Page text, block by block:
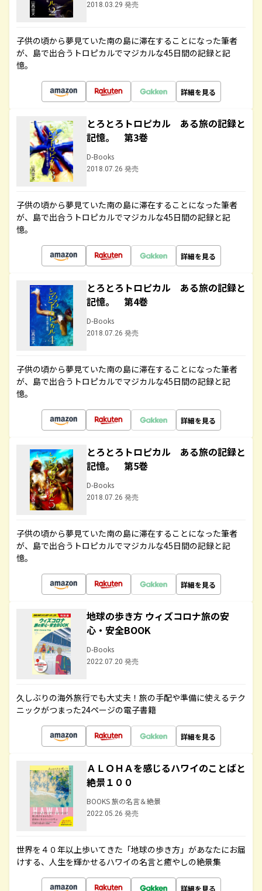
2018.03.29 発売
子供の頃から夢見ていた南の島に滞在することになった筆者
が、島で出合うトロピカルでマジカルな45日間の記録と記
憶。
詳細を見る
とろとろトロピカル ある旅の記録と
記憶。 第3巻
D-Books
2018.07.26 発売
子供の頃から夢見ていた南の島に滞在することになった筆者
が、島で出合うトロピカルでマジカルな45日間の記録と記
憶。
詳細を見る
とろとろトロピカル ある旅の記録と
記憶。 第4巻
D-Books
2018.07.26 発売
子供の頃から夢見ていた南の島に滞在することになった筆者
が、島で出合うトロピカルでマジカルな45日間の記録と記
憶。
詳細を見る
とろとろトロピカル ある旅の記録と
記憶。 第5巻
D-Books
2018.07.26 発売
子供の頃から夢見ていた南の島に滞在することになった筆者
が、島で出合うトロピカルでマジカルな45日間の記録と記
憶。
詳細を見る
地球の歩き方 ウィズコロナ旅の安
心・安全BOOK
D-Books
2022.07.20 発売
久しぶりの海外旅行でも大丈夫！旅の手配や準備に使えるテク
ニックがつまった24ページの電子書籍
詳細を見る
ＡＬＯＨＡを感じるハワイのことばと
絶景１００
BOOKS 旅の名言＆絶景
2022.05.26 発売
世界を４０年以上歩いてきた「地球の歩き方」があなたにお届
けする、人生を輝かせるハワイの名言と癒やしの絶景集
詳細を見る